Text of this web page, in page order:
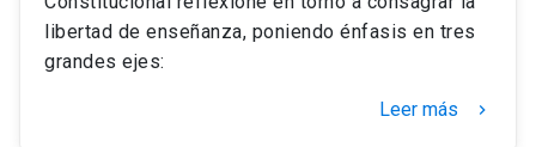
libertad de enseñanza, poniendo énfasis en tres
grandes ejes:
Leer más keyboard_arrow_right